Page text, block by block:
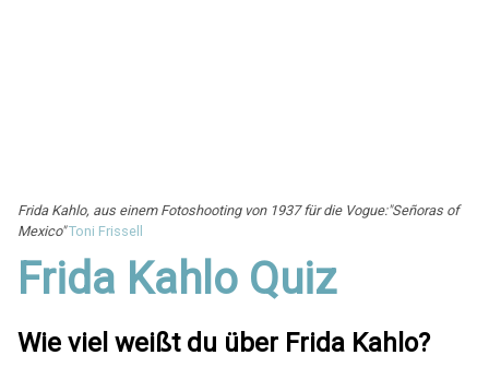
Frida Kahlo, aus einem Fotoshooting von 1937 für die Vogue:"Señoras of
Mexico" Toni Frissell
Frida Kahlo Quiz
Wie viel weißt du über Frida Kahlo?